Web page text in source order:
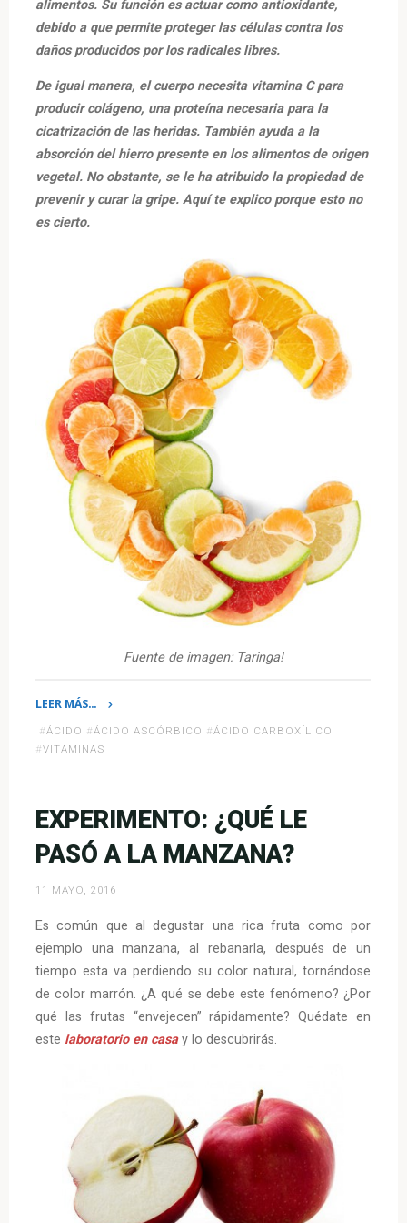
C?»
alimentos. Su función es actuar como antioxidante,
debido a que permite proteger las células contra los
daños producidos por los radicales libres.
De igual manera, el cuerpo necesita vitamina C para
producir colágeno, una proteína necesaria para la
cicatrización de las heridas. También ayuda a la
absorción del hierro presente en los alimentos de origen
vegetal. No obstante, se le ha atribuido la propiedad de
prevenir y curar la gripe. Aquí te explico porque esto no
es cierto.
Fuente de imagen: Taringa!
LEER MÁS…
«¿Sabías
que…?
C
previene
la
gripe.»
#ÁCIDO #ÁCIDO ASCÓRBICO #ÁCIDO CARBOXÍLICO
#VITAMINAS
EXPERIMENTO: ¿QUÉ LE
PASÓ A LA MANZANA?
11 MAYO, 2016
Es común que al degustar una rica fruta como por
ejemplo una manzana, al rebanarla, después de un
tiempo esta va perdiendo su color natural, tornándose
de color marrón. ¿A qué se debe este fenómeno? ¿Por
qué las frutas “envejecen” rápidamente? Quédate en
este laboratorio en casay lo descubrirás.